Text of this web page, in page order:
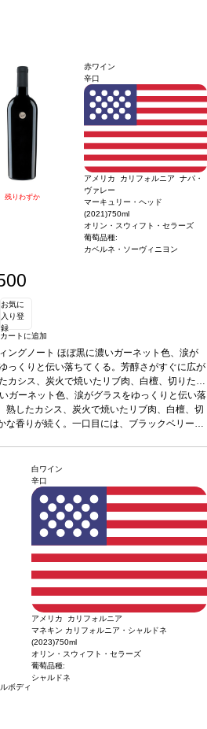
残りわずか
赤ワイン
辛口
アメリカ カリフォルニア ナパ・
ヴァレー
マーキュリー・ヘッド
(2021)750ml
オリン・スウィフト・セラーズ
葡萄品種:
カベルネ・ソーヴィニヨン
お気に
入り登
録
カートに追加
ングノートほぼ黒に濃いガーネット色、涙が
っくりと伝い落ちてくる。芳醇さがすぐに広が
カシス、炭火で焼いたリブ肉、白檀、切りたて
加わり、より豊かな香りが続く。一口目には、
リー、ブラックプラム、フェンネル、リコリ
チョコレートが織りなす、複雑で多層な味わい
、石灰のような柔らかいテクスチャーのタンニン
られる。
テージが在庫切れの場合、在庫があり価格が同
は自動的に次のヴィンテージに変更されます、ご
ガーネット色、涙がグラスをゆっくりと伝い落
熟したカシス、炭火で焼いたリブ肉、白檀、切
な香りが続く。一口目には、ブラックベリー、
フィニッシュが残り、石灰のような柔らかいテ
れる。葡萄品種
庫があり価格が同様の場合は自動的に次のヴィ
ださい。
ボディ
白ワイン
辛口
アメリカ カリフォルニア
マネキン カリフォルニア・シャルドネ
(2023)750ml
オリン・スウィフト・セラーズ
葡萄品種:
シャルドネ